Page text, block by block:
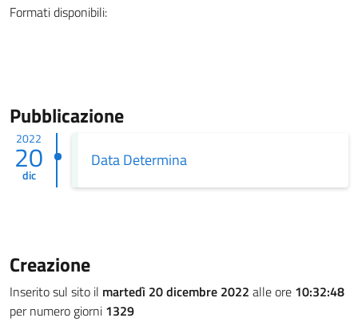
Formati disponibili:
Pubblicazione
2022
20
dic
Data Determina
Creazione
Inserito sul sito il martedì 20 dicembre 2022 alle ore 10:32:48
per numero giorni 1329